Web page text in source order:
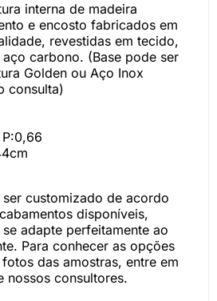
interna de madeira
e encosto fabricados em
revestidas em tecido,
carbono. (Base pode ser
Golden ou Aço Inox
consulta)
customizado de acordo
disponíveis,
adapte perfeitamente ao
Para conhecer as opções
das amostras, entre em
nossos consultores.